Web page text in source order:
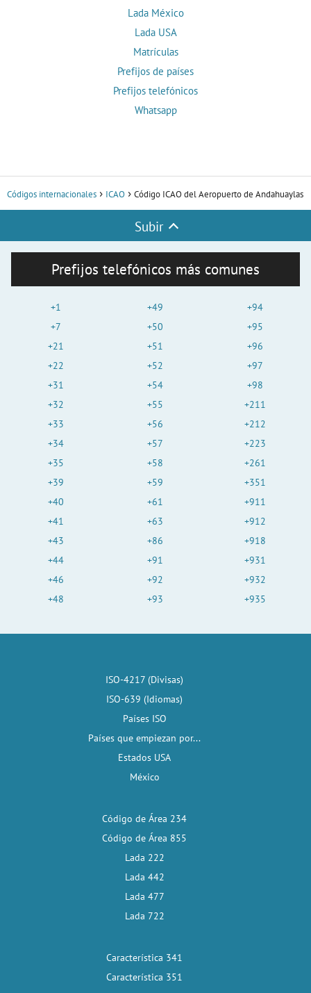
Lada México
Lada USA
Matrículas
Prefijos de países
Prefijos telefónicos
Whatsapp
Códigos internacionales ICAO Código ICAO del Aeropuerto de Andahuaylas
Subir
Prefijos telefónicos más comunes
+1
+7
+21
+22
+31
+32
+33
+34
+35
+39
+40
+41
+43
+44
+46
+48
+49
+50
+51
+52
+54
+55
+56
+57
+58
+59
+61
+63
+86
+91
+92
+93
+94
+95
+96
+97
+98
+211
+212
+223
+261
+351
+911
+912
+918
+931
+932
+935
ISO-4217 (Divisas)
ISO-639 (Idiomas)
Países ISO
Países que empiezan por...
Estados USA
México
Código de Área 234
Código de Área 855
Lada 222
Lada 442
Lada 477
Lada 722
Característica 341
Característica 351